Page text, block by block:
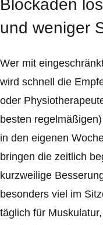
Blockaden
und weniger
Wer mit
wird schnell die
oder
besten
in den eigenen
bringen die zeitlich
kurzweilige
besonders viel im
täglich für